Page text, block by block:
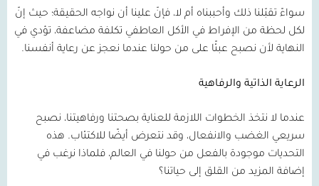
سواءً تقبّلنا ذلك وأحببناه أم لا، فإنّ علينا أن نواجه الحقيقة؛ حيث إنّ
لكل لحظة من الإفراط في الأكل العاطفي تكلفة مضاعفة، تؤدي في
النهاية لأن نصبح عبئًا على من حولنا عندما نعجز عن رعاية أنفسنا.
الرعاية الذاتية والرفاهية
عندما لا نتخذ الخطوات اللازمة للعناية بصحتنا ورفاهيتنا، نصبح
سريعي الغضب والانفعال، وقد نتعرض أيضًا للاكتئاب. هذه
التحديات موجودة بالفعل من حولنا في العالم، فلماذا نرغب في
إضافة المزيد من القلق إلى حياتنا؟